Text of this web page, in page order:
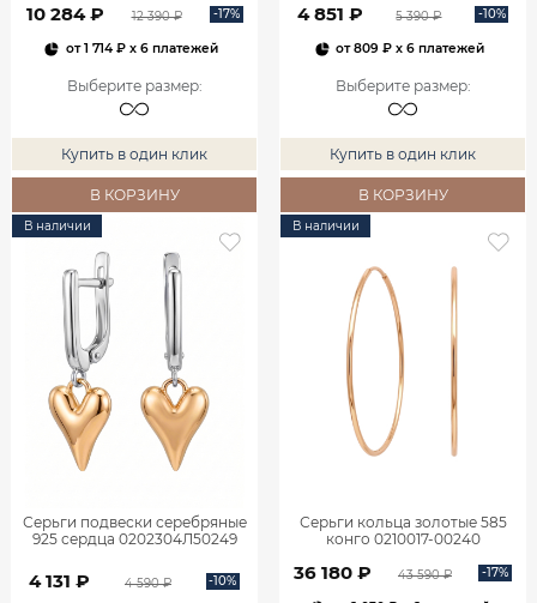
10 284 ₽ 12 390 ₽ -17%
от1 714 ₽x 6 платежей
Выберите размер:
Купить в один клик
В КОРЗИНУ
4 851 ₽ 5 390 ₽ -10%
от809 ₽ x 6 платежей
Выберите размер:
Купить в один клик
В КОРЗИНУ
В наличии
Серьги подвески серебряные
925 сердца 0202304Л50249
4 131 ₽ 4 590 ₽ -10%
В наличии
Серьги кольца золотые 585
конго 0210017-00240
36 180 ₽ 43 590 ₽ -17%